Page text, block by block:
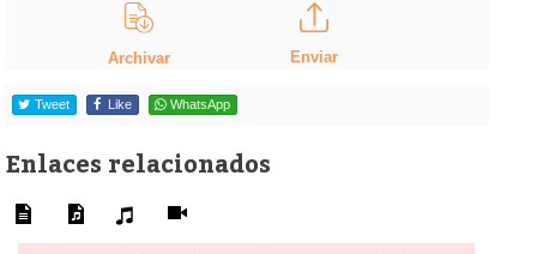
Archivar Enviar
Tweet Like WhatsApp
Enlaces relacionados